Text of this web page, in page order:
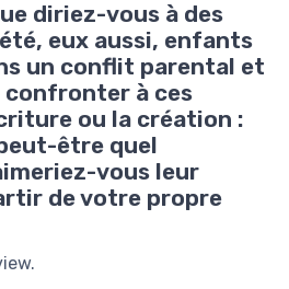
diriez-vous à des
eux aussi, enfants
un conflit parental et
confronter à ces
ou la création :
être quel
vous leur
de votre propre